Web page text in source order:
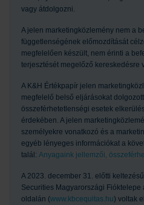
vagy átdolgozni.
A jelen marketingközlemény nem a
függetlenségének előmozdítását
megfelelően készült, nem érinti a
terjesztését megelőző kereskedésre
A K&H Értékpapír jelen
megfelelő belső eljárásokat
összeférhetetlenségi esetek
érdekében. A jelen
személyekre vonatkozó és a
egyéb lényeges információkat a
talál: Anyagaink jellemzői,
A 2023. december 31. előtti
Securities Magyarországi
oldalán (www.kbcequitas.hu) voltak